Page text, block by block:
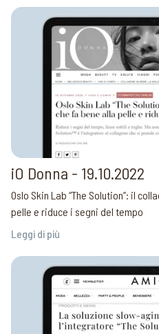
iO Donna - 19.10.2022
Oslo Skin Lab “The Solution”: il
pelle e riduce i segni del tempo
Leggi di più